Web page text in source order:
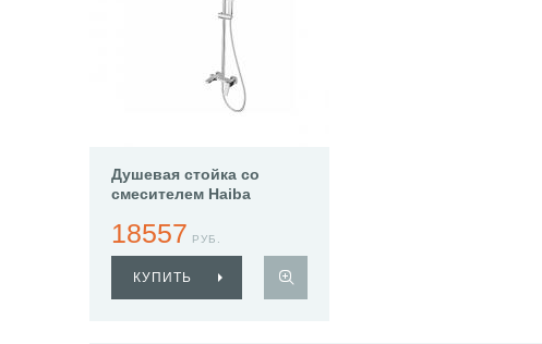
Душевая стойка со
смесителем Haiba
18557 РУБ.
КУПИТЬ